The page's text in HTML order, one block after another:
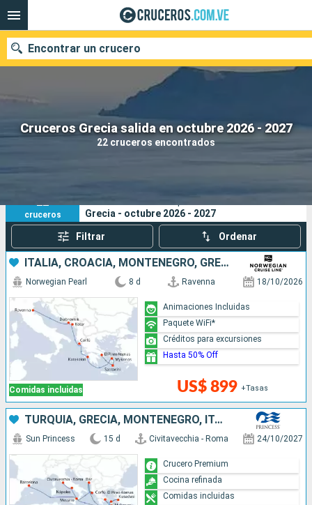
Cruceros Grecia salida en octubre 2026 - 2027
22 cruceros encontrados
Encontrar un crucero
Nuestros destinos
Buscar
22
cruceros
Grecia - octubre 2026 - 2027
Filtrar Ordenar
ITALIA, CROACIA, MONTENEGRO, GRECIA
Comidas incluidas
Norwegian Pearl 8 d Ravenna 18/10/2026
US$ 899 +Tasas
Animaciones Incluidas
Paquete WiFi*
Créditos para excursiones
Hasta 50% Off
TURQUÍA, GRECIA, MONTENEGRO, ITALIA, ESPAÑA
Sun Princess 15 d Civitavecchia - Roma 24/10/2027
Crucero Premium
Cocina refinada
Comidas incluidas